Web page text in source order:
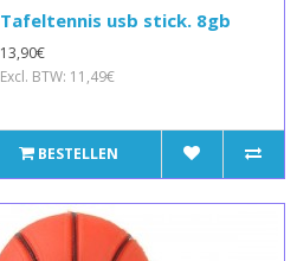
Tafeltennis usb stick. 8gb
13,90€
Excl. BTW: 11,49€
BESTELLEN